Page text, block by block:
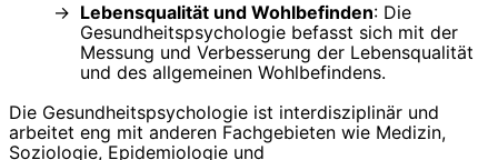
Lebensqualität und Wohlbefinden: Die
Gesundheitspsychologie befasst sich mit der
Messung und Verbesserung der Lebensqualität
und des allgemeinen Wohlbefindens.
Die Gesundheitspsychologie ist interdisziplinär und
arbeitet eng mit anderen Fachgebieten wie Medizin,
Soziologie, Epidemiologie und